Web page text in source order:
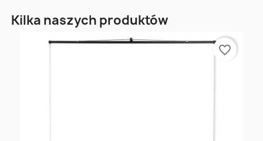
Kilka naszych produktów
favorite_border